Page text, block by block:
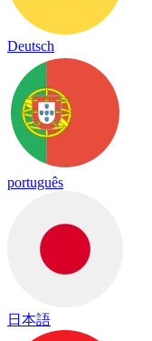
Deutsch
português
日本語